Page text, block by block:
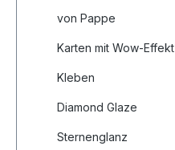
von Pappe
Karten mit Wow-Effekt
Kleben
Diamond Glaze
Sternenglanz